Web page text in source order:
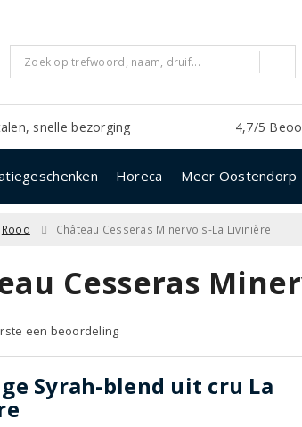
snelle bezorging 4,7/5
Horeca Meer Oostendorp
Rood Château Cesseras Minervois-La Livinière
Cesseras
een beoordeling
Syrah-blend uit cru La